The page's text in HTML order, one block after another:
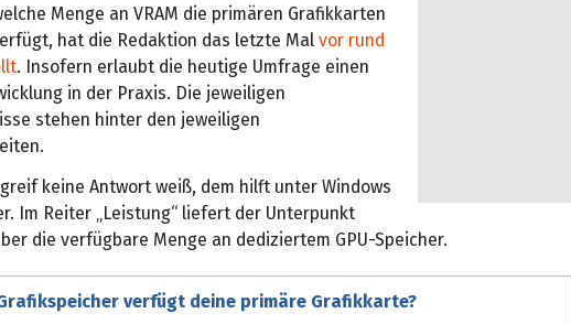
Menge an VRAM die primären Grafikkarten
hat die Redaktion das letzte Mal vor rund
. Insofern erlaubt die heutige Umfrage einen
in der Praxis. Die jeweiligen
stehen hinter den jeweiligen
keine Antwort weiß, dem hilft unter Windows
Im Reiter „Leistung“ liefert der Unterpunkt
die verfügbare Menge an dediziertem GPU-Speicher.
verfügt deine primäre Grafikkarte?